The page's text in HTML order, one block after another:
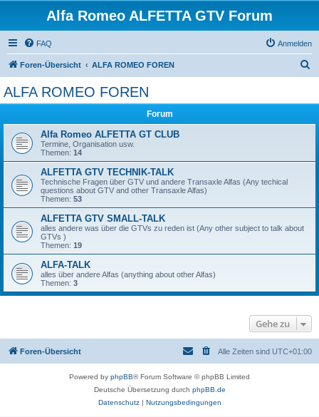
Alfa Romeo ALFETTA GTV Forum
FAQ Anmelden
Foren-Übersicht ALFA ROMEO FOREN
ALFA ROMEO FOREN
Forum
Alfa Romeo ALFETTA GT CLUB
Termine, Organisation usw.
Themen: 14
ALFETTA GTV TECHNIK-TALK
Technische Fragen über GTV und andere Transaxle Alfas (Any techical
questions about GTV and other Transaxle Alfas)
Themen: 53
ALFETTA GTV SMALL-TALK
alles andere was über die GTVs zu reden ist (Any other subject to talk about
GTVs )
Themen: 19
ALFA-TALK
alles über andere Alfas (anything about other Alfas)
Themen: 3
Gehe zu
Foren-Übersicht Alle Zeiten sind UTC+01:00
Powered by phpBB® Forum Software © phpBB Limited
Deutsche Übersetzung durch phpBB.de
Datenschutz| Nutzungsbedingungen